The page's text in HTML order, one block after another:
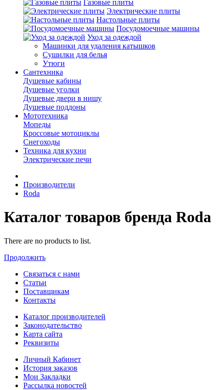
Газовые плиты
Электрические плиты
Настольные плиты
Посудомоечные машины
Уход за одеждой
Машинки для удаления катышков
Сушилки для белья
Утюги
Сантехника
Душевые кабины
Душевые уголки
Душевые двери в нишу
Душевые поддоны
Мототехника
Мопеды
Кроссовые мотоциклы
Снегоходы
Техника для кухни
Электрические печи
Производители
Roda
Каталог товаров бренда Roda
There are no products to list.
Продолжить
Связаться с нами
Статьи
Поставщикам
Контакты
Каталог производителей
Законодательство
Карта сайта
Реквизиты
Личный Кабинет
История заказов
Мои Закладки
Рассылка новостей